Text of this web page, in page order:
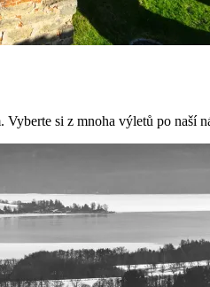
si z mnoha výletů po naší